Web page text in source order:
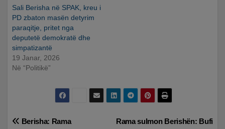
Sali Berisha në SPAK, kreu i
PD zbaton masën detyrim
paraqitje, pritet nga
deputetë demokratë dhe
simpatizantë
19 Janar, 2026
Në “Politikë”
Lëvizje
Rama sulmon Berishën: Bufi
Berisha: Rama